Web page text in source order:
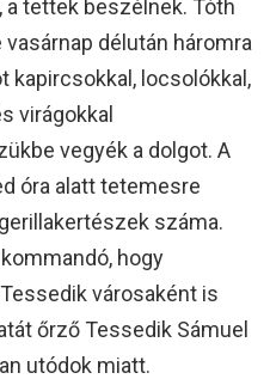
tettek beszélnek. Tóth
délután háromra
kapircsokkal, locsolókkal,
virágokkal
vegyék a dolgot. A
óra alatt tetemesre
száma.
hogy
városaként is
őrző Tessedik Sámuel
utódok miatt.